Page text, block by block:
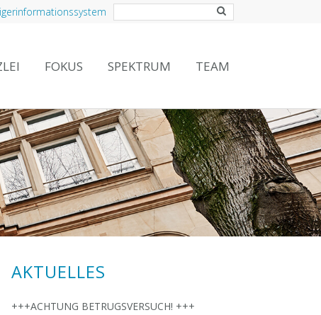
FOKUS SPEKTRUM TEAM
AKTUELLES
+++ACHTUNG BETRUGSVERSUCH! +++